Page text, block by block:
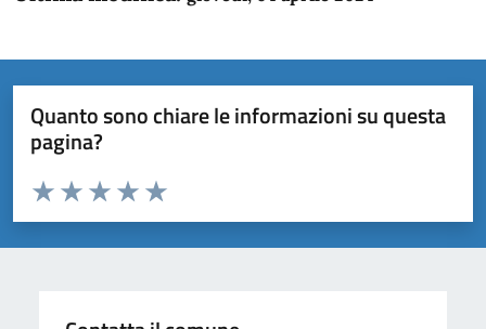
Quanto sono chiare le informazioni su questa
pagina?
Domanda
Valuta da 1 a 5 stelle la pagina
Valuta 5 stelle su 5
Valuta 4 stelle su 5
Valuta 3 stelle su 5
Valuta 2 stelle su 5
Valuta 1 stelle su 5